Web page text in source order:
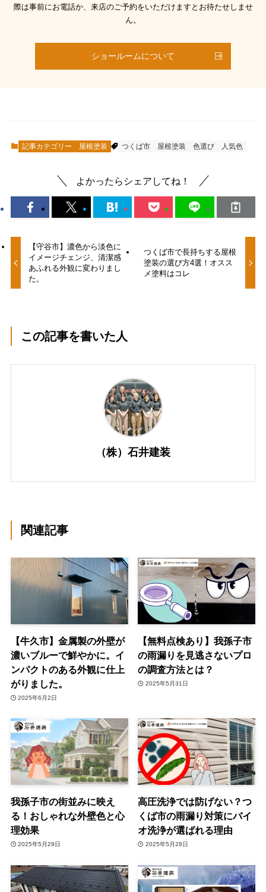
際は事前にお電話か、来店のご予約をいただけますとお待たせしませ
ん。
ショールームについて
記事カテゴリー 屋根塗装 つくば市 屋根塗装 色選び 人気色
よかったらシェアしてね！
【守谷市】濃色から淡色に
イメージチェンジ、清潔感
あふれる外観に変わりまし
た。
つくば市で長持ちする屋根
塗装の選び方4選！オスス
メ塗料はコレ
この記事を書いた人
（株）石井建装
関連記事
【牛久市】金属製の外壁が
濃いブルーで鮮やかに。イ
ンパクトのある外観に仕上
がりました。
2025年6月2日
【無料点検あり】我孫子市
の雨漏りを見逃さないプロ
の調査方法とは？
2025年5月31日
我孫子市の街並みに映え
る！おしゃれな外壁色と心
理効果
2025年5月29日
高圧洗浄では防げない？つ
くば市の雨漏り対策にバイ
オ洗浄が選ばれる理由
2025年5月28日